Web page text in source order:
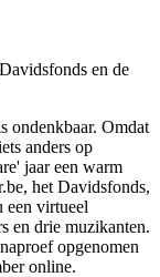
en de
ondenkbaar. Omdat
anders op
jaar een warm
het Davidsfonds,
een virtueel
en drie muzikanten.
opgenomen
online.